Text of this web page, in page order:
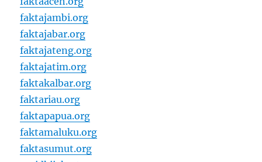
faktajambi.org
faktajabar.org
faktajateng.org
faktajatim.org
faktakalbar.org
faktariau.org
faktapapua.org
faktamaluku.org
faktasumut.org